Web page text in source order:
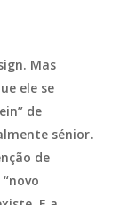
Mas
ele se
de
sénior.
de